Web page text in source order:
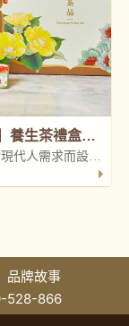
【禧元堂】養生茶禮盒推薦：禧茶品，以茶養人，尋找生活中的平衡之美
代人需求而設計
品牌故事
528-866